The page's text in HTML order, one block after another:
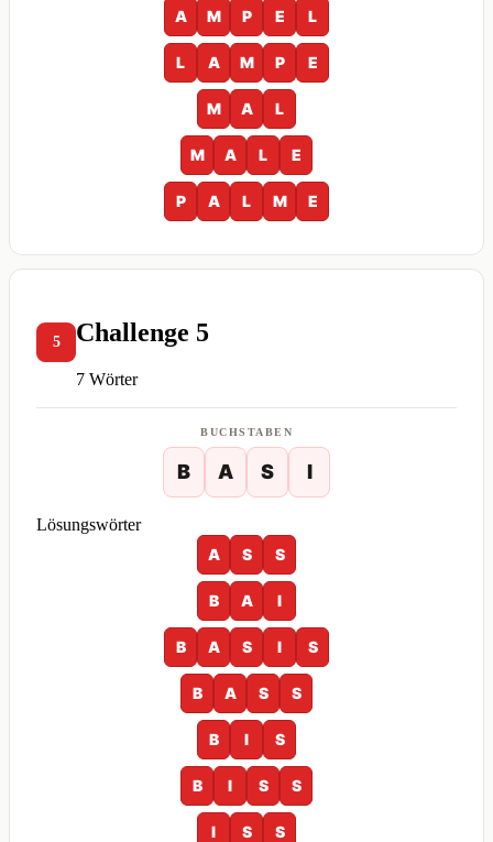
A M P E L
L A M P E
M A L
M A L E
P A L M E
5 Challenge 5
7 Wörter
BUCHSTABEN
B A S I
Lösungswörter
A
S S
B A I
B A S I S
B A S S
B I S
B I S S
I S S